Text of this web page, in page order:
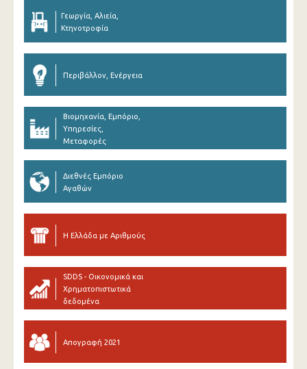
Γεωργία, Αλιεία,
Κτηνοτροφία
Περιβάλλον, Ενέργεια
Βιομηχανία, Εμπόριο,
Υπηρεσίες,
Μεταφορές
Διεθνές Εμπόριο
Αγαθών
Η Ελλάδα με Αριθμούς
SDDS - Οικονομικά και
Χρηματοπιστωτικά
δεδομένα
Απογραφή 2021